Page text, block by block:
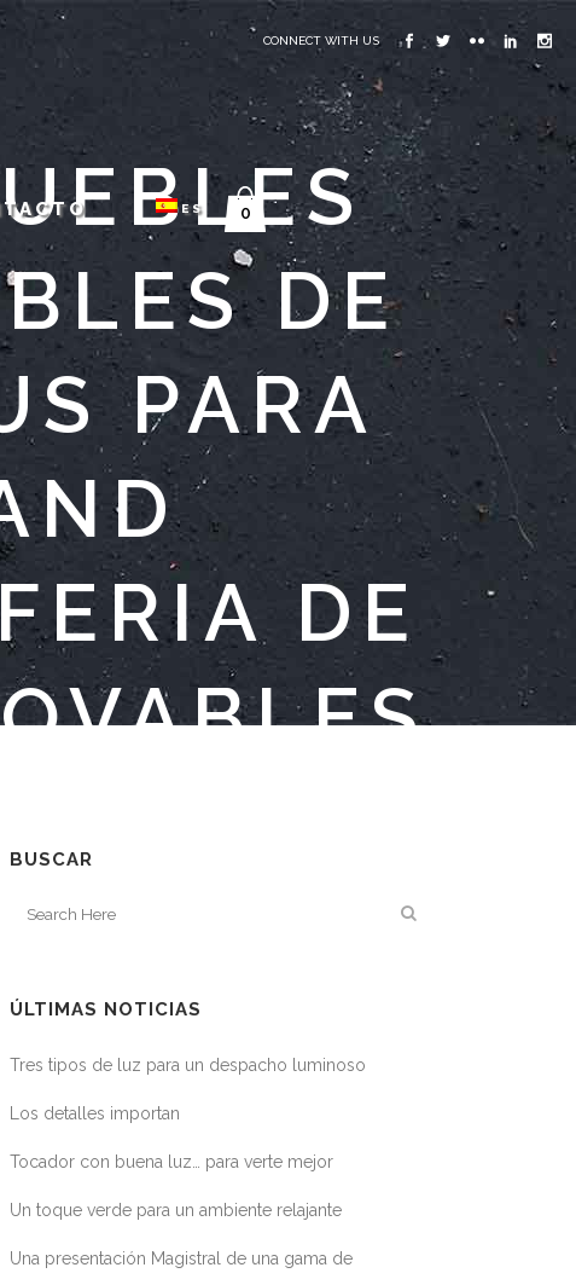
CONNECT WITH US
ES 0
DE
PARA
DE
BUSCAR
ÚLTIMAS NOTICIAS
Tres tipos de luz para un despacho luminoso
Los detalles importan
Tocador con buena luz… para verte mejor
Un toque verde para un ambiente relajante
Una presentación Magistral de una gama de